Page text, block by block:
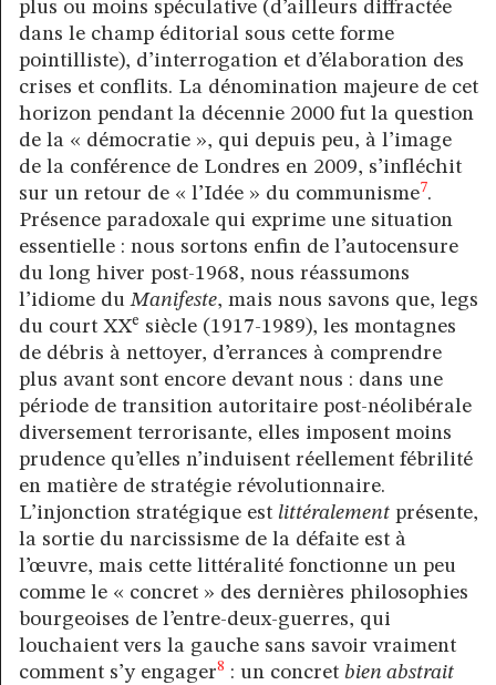
plus ou moins spéculative (d’ailleurs diffractée
dans le champ éditorial sous cette forme
pointilliste), d’interrogation et d’élaboration des
crises et conflits. La dénomination majeure de cet
horizon pendant la décennie 2000 fut la question
de la « démocratie », qui depuis peu, à l’image
de la conférence de Londres en 2009, s’infléchit
sur un retour de « l’Idée » du communisme7.
Présence paradoxale qui exprime une situation
essentielle : nous sortons enfin de l’autocensure
du long hiver post-1968, nous réassumons
l’idiome duManifeste, mais nous savons que, legs
du court XXe siècle (1917-1989), les montagnes
de débris à nettoyer, d’errances à comprendre
plus avant sont encore devant nous : dans une
période de transition autoritaire post-néolibérale
diversement terrorisante, elles imposent moins
prudence qu’elles n’induisent réellement fébrilité
en matière de stratégie révolutionnaire.
L’injonction stratégique est littéralement présente,
la sortie du narcissisme de la défaite est à
l’œuvre, mais cette littéralité fonctionne un peu
comme le « concret » des dernières philosophies
bourgeoises de l’entre-deux-guerres, qui
louchaient vers la gauche sans savoir vraiment
comment s’y engager8 : un concret bien abstrait